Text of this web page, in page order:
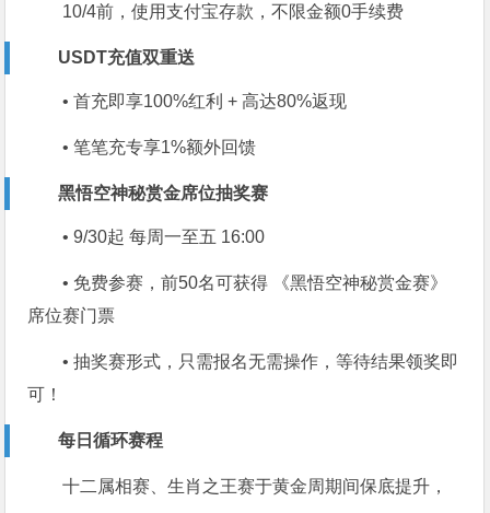
10/4前，使用支付宝存款，不限金额0手续费
USDT充值双重送
• 首充即享100%红利 + 高达80%返现
• 笔笔充专享1%额外回馈
黑悟空神秘赏金席位抽奖赛
• 9/30起 每周一至五 16:00
• 免费参赛，前50名可获得 《黑悟空神秘赏金赛》
席位赛门票
• 抽奖赛形式，只需报名无需操作，等待结果领奖即
可！
每日循环赛程
十二属相赛、生肖之王赛于黄金周期间保底提升，